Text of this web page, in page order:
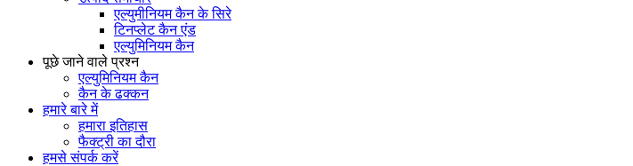
एल्युमीनियम कैन के सिरे
टिनप्लेट कैन एंड
एल्युमिनियम कैन
पूछे जाने वाले प्रश्न
एल्युमिनियम कैन
कैन के ढक्कन
हमारे बारे में
हमारा इतिहास
फैक्ट्री का दौरा
हमसे संपर्क करें